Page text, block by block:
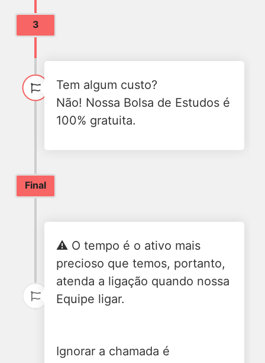
3
Tem algum custo?
Não! Nossa Bolsa de Estudos é
100% gratuita.
Final
⚠️ O tempo é o ativo mais
precioso que temos, portanto,
atenda a ligação quando nossa
Equipe ligar.
Ignorar a chamada é